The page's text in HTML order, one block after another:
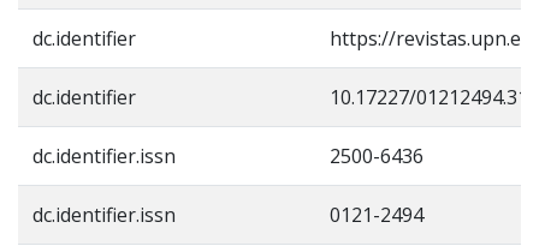
dc.identifier https://
dc.identifier 10.17227/
dc.identifier.issn 2500-6436
dc.identifier.issn 0121-2494